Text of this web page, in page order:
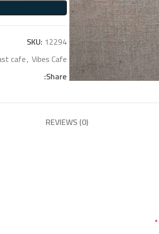
SKU: 12294
cafe, Vibes Cafe
Share:
REVIEWS (0)
*